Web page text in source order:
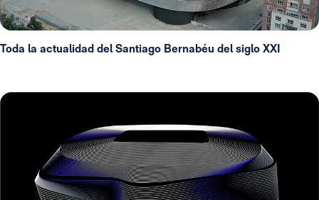
Toda la actualidad del Santiago Bernabéu del siglo XXI